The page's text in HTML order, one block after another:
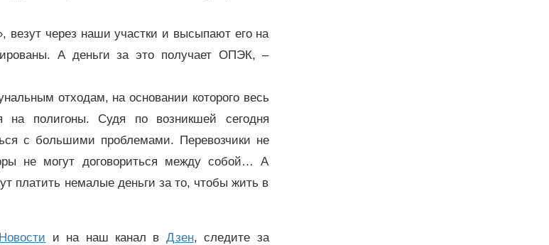
через наши участки и высыпают его на
А деньги за это получает ОПЭК, –
отходам, на основании которого весь
на полигоны. Судя по возникшей сегодня
с большими проблемами. Перевозчики не
не могут договориться между собой… А
платить немалые деньги за то, чтобы жить в
и на наш канал в Дзен, следите за